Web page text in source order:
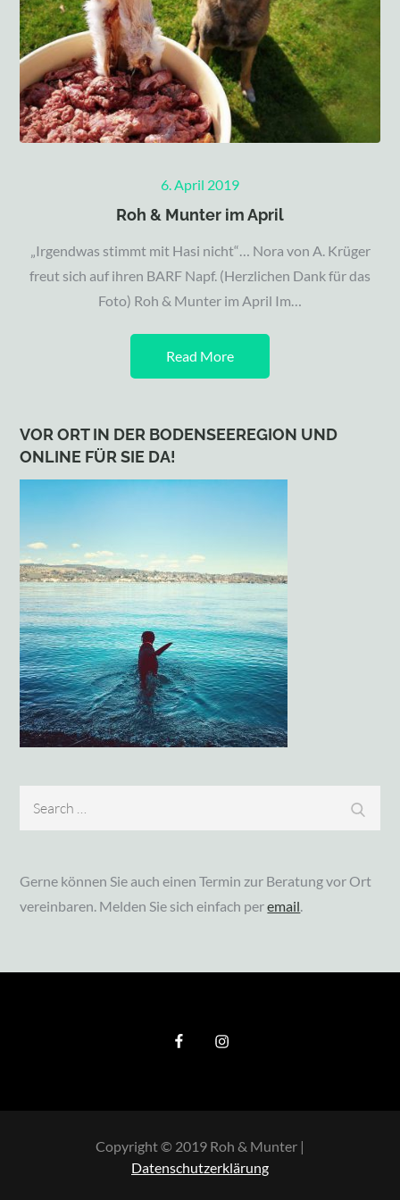
Posted
on
6. April 2019
Roh & Munter im April
„Irgendwas stimmt mit Hasi nicht“… Nora von A. Krüger
freut sich auf ihren BARF Napf. (Herzlichen Dank für das
Foto) Roh & Munter im April Im…
Read More
VOR ORT IN DER BODENSEEREGION UND
ONLINE FÜR SIE DA!
Gerne können Sie auch einen Termin zur Beratung vor Ort
vereinbaren. Melden Sie sich einfach peremail.
Copyright © 2019 Roh & Munter |
Datenschutzerklärung